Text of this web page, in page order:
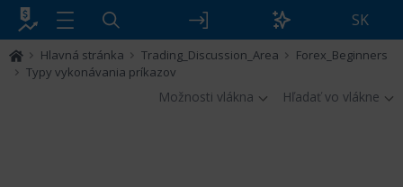
SK
Hlavná stránka Trading_Discussion_Area
Forex_Beginners
Typy vykonávania príkazov
Možnosti vlákna Hľadať vo vlákne